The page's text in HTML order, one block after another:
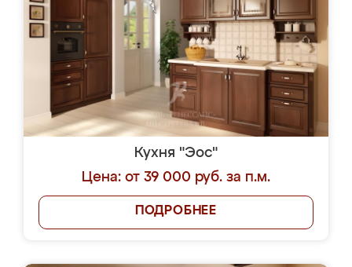
Кухня "Эос"
Цена: от 39 000 руб. за п.м.
ПОДРОБНЕЕ